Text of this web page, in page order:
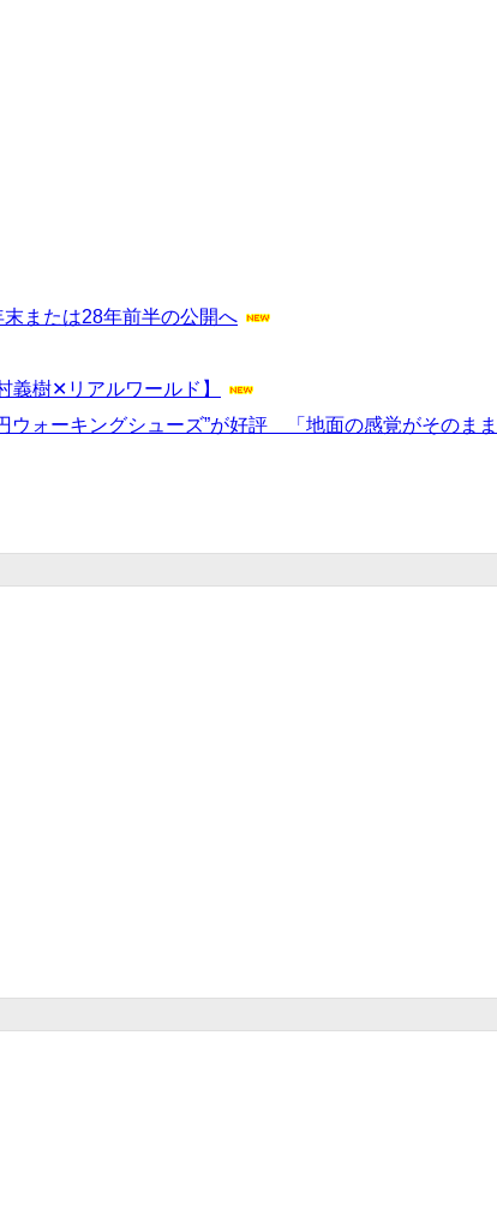
または28年前半の公開へ
樹✕リアルワールド】
ウォーキングシューズ”が好評 「地面の感覚がそのま